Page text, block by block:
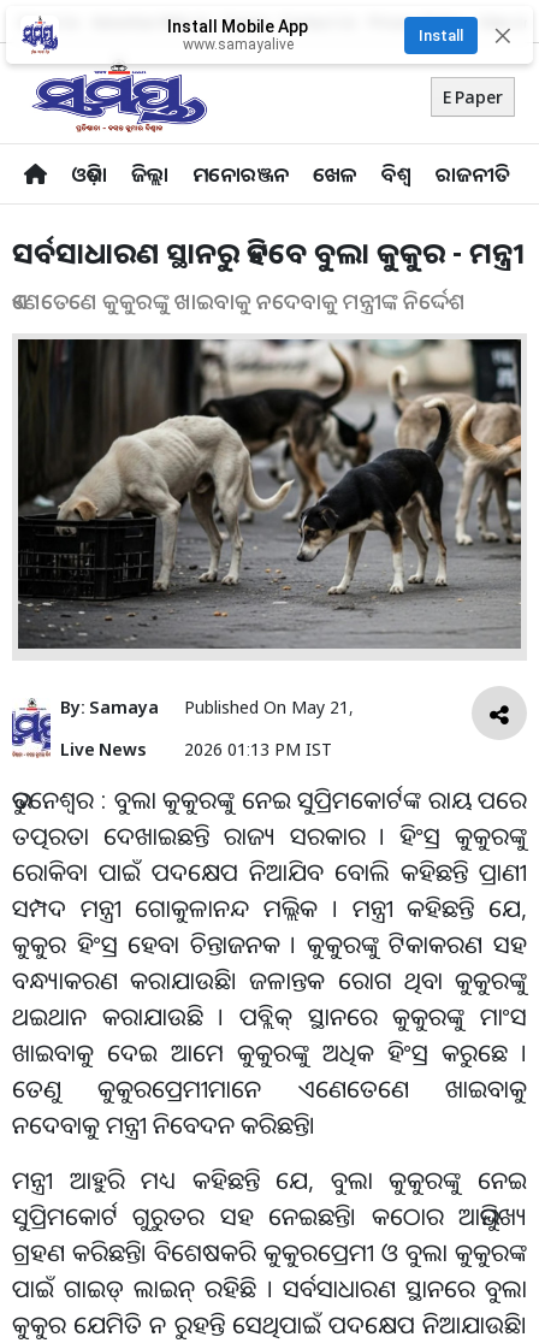
About Us Advertise With Us Career Contact Us Privacy Policy
E Paper
ଓଡ଼ିଶା ଜିଲ୍ଲା ମନୋରଞ୍ଜନ ଖେଳ ବିଶ୍ବ ରାଜନୀତି
Install Mobile App
www.samayalive
Install ✕
ସର୍ବସାଧାରଣ ସ୍ଥାନରୁ ହଟିବେ ବୁଲା କୁକୁର - ମନ୍ତ୍ରୀ
ଏଣେତେଣେ କୁକୁରଙ୍କୁ ଖାଇବାକୁ ନଦେବାକୁ ମନ୍ତ୍ରୀଙ୍କ ନିର୍ଦ୍ଦେଶ
By: Samaya
Live News
Published On May 21,
2026 01:13 PM IST
ଭୁବନେଶ୍ୱର : ବୁଲା କୁକୁରଙ୍କୁ ନେଇ ସୁପ୍ରିମକୋର୍ଟଙ୍କ ରାୟ ପରେ
ତତ୍ପରତା ଦେଖାଇଛନ୍ତି ରାଜ୍ୟ ସରକାର । ହିଂସ୍ର କୁକୁରଙ୍କୁ
ରୋକିବା ପାଇଁ ପଦକ୍ଷେପ ନିଆଯିବ ବୋଲି କହିଛନ୍ତି ପ୍ରାଣୀ
ସମ୍ପଦ ମନ୍ତ୍ରୀ ଗୋକୁଳାନନ୍ଦ ମଲ୍ଲିକ । ମନ୍ତ୍ରୀ କହିଛନ୍ତି ଯେ,
କୁକୁର ହିଂସ୍ର ହେବା ଚିନ୍ତାଜନକ । କୁକୁରଙ୍କୁ ଟିକାକରଣ ସହ
ବନ୍ଧ୍ୟାକରଣ କରାଯାଉଛି। ଜଳାନ୍ତକ ରୋଗ ଥିବା କୁକୁରଙ୍କୁ
ଥଇଥାନ କରାଯାଉଛି । ପବ୍ଲିକ୍ ସ୍ଥାନରେ କୁକୁରଙ୍କୁ ମାଂସ
ଖାଇବାକୁ ଦେଇ ଆମେ କୁକୁରଙ୍କୁ ଅଧିକ ହିଂସ୍ର କରୁଛେ ।
ତେଣୁ କୁକୁରପ୍ରେମୀମାନେ ଏଣେତେଣେ ଖାଇବାକୁ
ନଦେବାକୁ ମନ୍ତ୍ରୀ ନିବେଦନ କରିଛନ୍ତି।
ମନ୍ତ୍ରୀ ଆହୁରି ମଧ୍ୟ କହିଛନ୍ତି ଯେ, ବୁଲା କୁକୁରଙ୍କୁ ନେଇ
ସୁପ୍ରିମକୋର୍ଟ ଗୁରୁତର ସହ ନେଇଛନ୍ତି। କଠୋର ଆଭିମୁଖ୍ୟ
ଗ୍ରହଣ କରିଛନ୍ତି। ବିଶେଷକରି କୁକୁରପ୍ରେମୀ ଓ ବୁଲା କୁକୁରଙ୍କ
ପାଇଁ ଗାଇଡ୍ ଲାଇନ୍ ରହିଛି । ସର୍ବସାଧାରଣ ସ୍ଥାନରେ ବୁଲା
କୁକୁର ଯେମିତି ନ ରୁହନ୍ତି ସେଥିପାଇଁ ପଦକ୍ଷେପ ନିଆଯାଉଛି।